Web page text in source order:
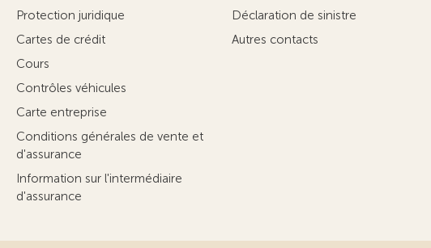
Protection juridique
Cartes de crédit
Cours
Contrôles véhicules
Carte entreprise
Conditions générales de vente et
d'assurance
Information sur l'intermédiaire
d'assurance
Déclaration de sinistre
Autres contacts